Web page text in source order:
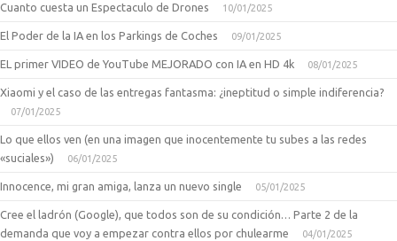
Cuanto cuesta un Espectaculo de Drones 10/01/2025
El Poder de la IA en los Parkings de Coches 09/01/2025
EL primer VIDEO de YouTube MEJORADO con IA en HD 4k 08/01/2025
Xiaomi y el caso de las entregas fantasma: ¿ineptitud o simple indiferencia?
07/01/2025
Lo que ellos ven (en una imagen que inocentemente tu subes a las redes
«suciales»)
06/01/2025
Innocence, mi gran amiga, lanza un nuevo single 05/01/2025
Cree el ladrón (Google), que todos son de su condición… Parte 2 de la
demanda que voy a empezar contra ellos por chulearme
04/01/2025